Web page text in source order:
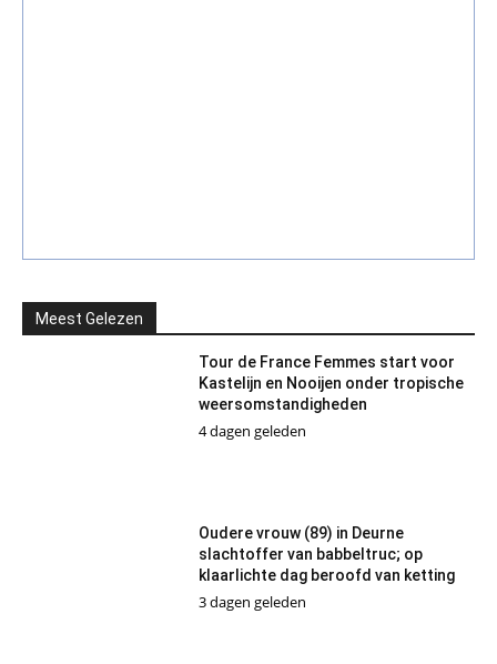
Meest Gelezen
Tour de France Femmes start voor
Kastelijn en Nooijen onder tropische
weersomstandigheden
4 dagen geleden
Oudere vrouw (89) in Deurne
slachtoffer van babbeltruc; op
klaarlichte dag beroofd van ketting
3 dagen geleden